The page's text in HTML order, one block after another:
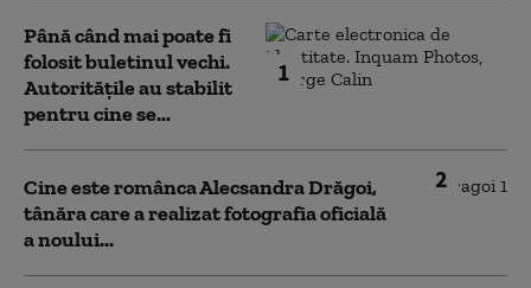
1
Până când mai poate fi
folosit buletinul vechi.
Autoritățile au stabilit
pentru cine se...
2
Cine este românca Alecsandra Drăgoi,
tânăra care a realizat fotografia oficială
a noului...